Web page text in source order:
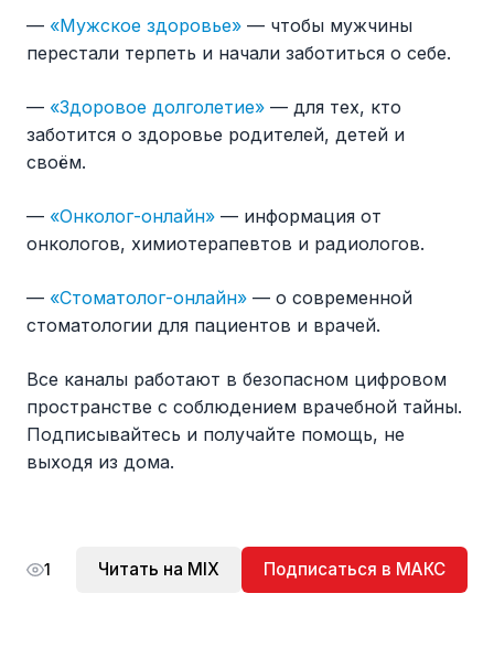
— «Мужское здоровье» — чтобы мужчины
перестали терпеть и начали заботиться о себе.
— «Здоровое долголетие» — для тех, кто
заботится о здоровье родителей, детей и
своём.
— «Онколог-онлайн» — информация от
онкологов, химиотерапевтов и радиологов.
— «Стоматолог-онлайн» — о современной
стоматологии для пациентов и врачей.
Все каналы работают в безопасном цифровом
пространстве с соблюдением врачебной тайны.
Подписывайтесь и получайте помощь, не
выходя из дома.
1 Читать на MIX Подписаться в МАКС